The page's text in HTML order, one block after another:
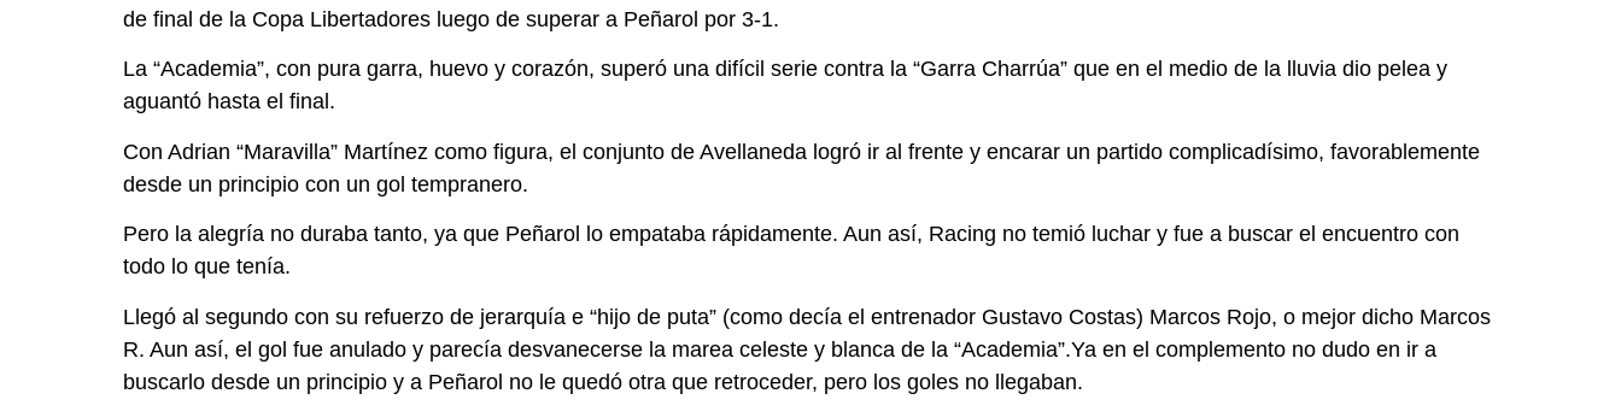
de final de la Copa Libertadores luego de superar a Peñarol por 3-1.
La “Academia”, con pura garra, huevo y corazón, superó una difícil serie contra la “Garra Charrúa” que en el medio de la lluvia dio pelea y
aguantó hasta el final.
Con Adrian “Maravilla” Martínez como figura, el conjunto de Avellaneda logró ir al frente y encarar un partido complicadísimo, favorablemente
desde un principio con un gol tempranero.
Pero la alegría no duraba tanto, ya que Peñarol lo empataba rápidamente. Aun así, Racing no temió luchar y fue a buscar el encuentro con
todo lo que tenía.
Llegó al segundo con su refuerzo de jerarquía e “hijo de puta” (como decía el entrenador Gustavo Costas) Marcos Rojo, o mejor dicho Marcos
R. Aun así, el gol fue anulado y parecía desvanecerse la marea celeste y blanca de la “Academia”.Ya en el complemento no dudo en ir a
buscarlo desde un principio y a Peñarol no le quedó otra que retroceder, pero los goles no llegaban.